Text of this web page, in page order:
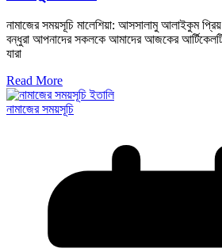
নামাজের সময়সূচি মালেশিয়া: আসসালামু আলাইকুম প্রিয়
বন্ধুরা আপনাদের সকলকে আমাদের আজকের
যারা
Read More
নামাজের সময়সূচি